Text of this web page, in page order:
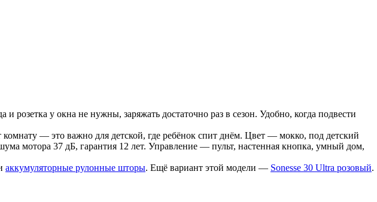
розетка у окна не нужны, заряжать достаточно раз в сезон. Удобно, когда подвести
— это важно для детской, где ребёнок спит днём. Цвет — мокко, под детский
мотора 37 дБ, гарантия 12 лет. Управление — пульт, настенная кнопка, умный дом,
аккумуляторные рулонные шторы. Ещё вариант этой модели — Sonesse 30 Ultra розовый.